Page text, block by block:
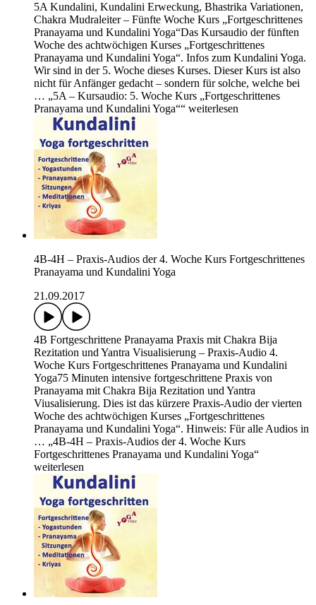
5A Kundalini, Kundalini Erweckung, Bhastrika Variationen,
Chakra Mudraleiter – Fünfte Woche Kurs „Fortgeschrittenes
Pranayama und Kundalini Yoga“Das Kursaudio der fünften
Woche des achtwöchigen Kurses „Fortgeschrittenes
Pranayama und Kundalini Yoga“. Infos zum Kundalini Yoga.
Wir sind in der 5. Woche dieses Kurses. Dieser Kurs ist also
nicht für Anfänger gedacht – sondern für solche, welche bei
… „5A – Kursaudio: 5. Woche Kurs „Fortgeschrittenes
Pranayama und Kundalini Yoga““ weiterlesen
4B-4H – Praxis-Audios der 4. Woche Kurs Fortgeschrittenes
Pranayama und Kundalini Yoga
21.09.2017
4B Fortgeschrittene Pranayama Praxis mit Chakra Bija
Rezitation und Yantra Visualisierung – Praxis-Audio 4.
Woche Kurs Fortgeschrittenes Pranayama und Kundalini
Yoga75 Minuten intensive fortgeschrittene Praxis von
Pranayama mit Chakra Bija Rezitation und Yantra
Viusalisierung. Dies ist das kürzere Praxis-Audio der vierten
Woche des achtwöchigen Kurses „Fortgeschrittenes
Pranayama und Kundalini Yoga“. Hinweis: Für alle Audios in
… „4B-4H – Praxis-Audios der 4. Woche Kurs
Fortgeschrittenes Pranayama und Kundalini Yoga“
weiterlesen